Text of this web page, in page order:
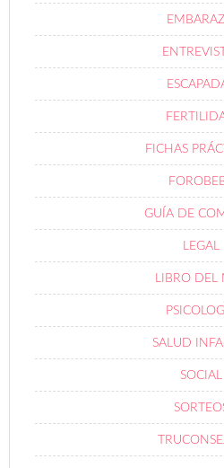
FICHAS
GUÍA DE
LEGAL
LIBRO DEL
SALUD
SOCIAL